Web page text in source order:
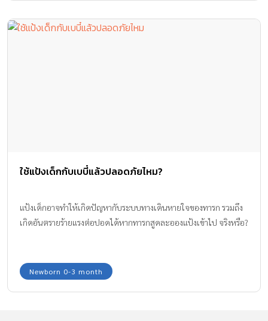
ใช้แป้งเด็กกับเบบี๋แล้วปลอดภัยไหม?
แป้งเด็กอาจทำให้เกิดปัญหากับระบบทางเดินหายใจของทารก รวมถึง
เกิดอันตรายร้ายแรงต่อปอดได้หากทารกสูดละอองแป้งเข้าไป จริงหรือ?
Newborn 0-3 month